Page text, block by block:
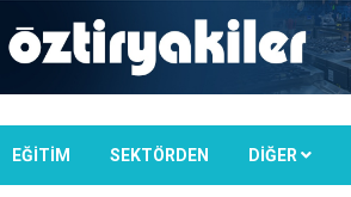
EĞİTİM SEKTÖRDEN DIĞER